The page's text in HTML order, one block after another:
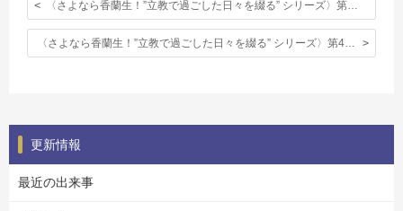
更新情報
最近の出来事